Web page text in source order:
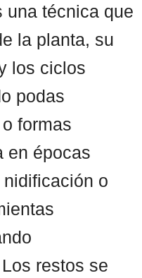
una técnica que
la planta, su
los ciclos
podas
formas
en épocas
o
restos se